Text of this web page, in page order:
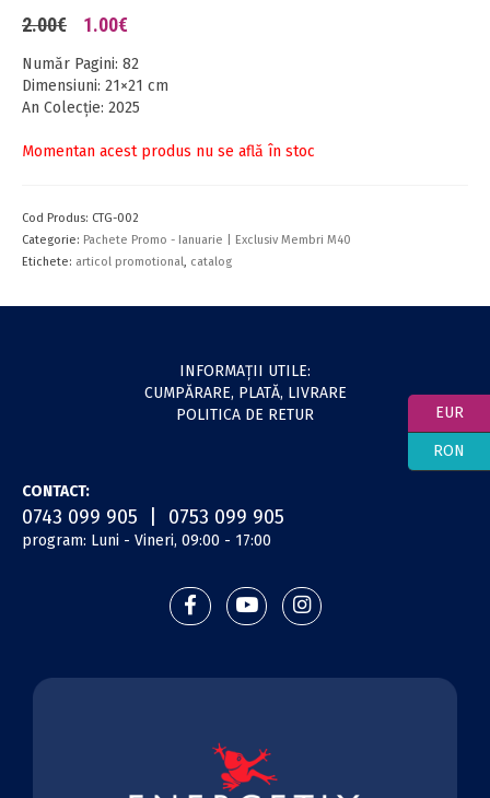
2.00€
Prețul
a
fost:
2.00€.
1.00€
este:
1.00€.
Număr Pagini: 82
Dimensiuni: 21×21 cm
An Colecţie: 2025
Momentan acest produs nu se află în stoc
Cod Produs: CTG-002
Categorie: Pachete Promo - Ianuarie | Exclusiv Membri M40
Etichete: articol promotional, catalog
INFORMAŢII UTILE:
CUMPĂRARE, PLATĂ, LIVRARE
POLITICA DE RETUR
CONTACT:
0743 099 905 | 0753 099 905
program: Luni - Vineri, 09:00 - 17:00
EUR
RON